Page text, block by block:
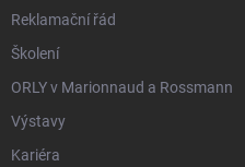
Reklamační řád
Školení
ORLY v Marionnaud a Rossmann
Výstavy
Kariéra